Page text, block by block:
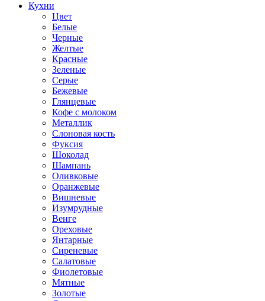
Кухни
Цвет
Белые
Черные
Желтые
Красные
Зеленые
Серые
Бежевые
Глянцевые
Кофе с молоком
Металлик
Слоновая кость
Фуксия
Шоколад
Шампань
Оливковые
Оранжевые
Вишневые
Изумрудные
Венге
Ореховые
Янтарные
Сиреневые
Салатовые
Фиолетовые
Мятные
Золотые